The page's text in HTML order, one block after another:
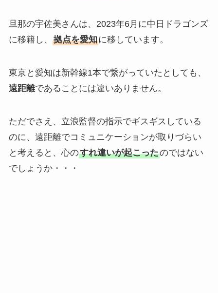
旦那の宇佐美さんは、2023年6月に中日ドラゴンズ
に移籍し、 拠点を愛知に移しています。
東京と愛知は新幹線1本で繋がっていたとしても、
遠距離であることには違いありません。
ただでさえ、立浪監督の指示でギスギスしている
のに、遠距離でコミュニケーションが取りづらい
と考えると、心のすれ違いが起こったのではない
でしょうか・・・